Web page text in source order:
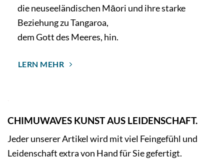
die neuseeländischen Māori und ihre starke
Beziehung zu Tangaroa,
dem Gott des Meeres, hin.
LERN MEHR
CHIMUWAVES KUNST AUS LEIDENSCHAFT.
Jeder unserer Artikel wird mit viel Feingefühl und
Leidenschaft extra von Hand für Sie gefertigt.